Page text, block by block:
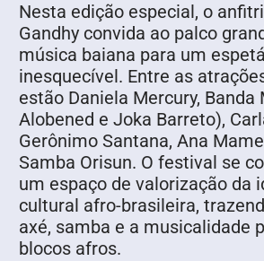
Nesta edição especial, o
Gandhy convida ao palco
música baiana para um
inesquecível. Entre as
estão Daniela Mercury, Banda
Alobened e Joka Barreto),
Gerônimo Santana, Ana
Samba Orisun. O festival se
um espaço de valorização da
cultural afro-brasileira,
axé, samba e a musicalidade
blocos afros.